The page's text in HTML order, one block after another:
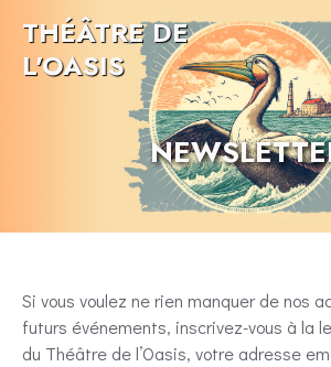
THÉÂTRE DE
L'OASIS
Si vous voulez ne rien manquer de nos
futurs événements, inscrivez-vous à la
du Théâtre de l’Oasis, votre adresse